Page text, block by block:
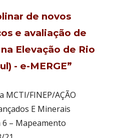
de novos
e avaliação de
Elevação de Rio
- e-MERGE”
MCTI/FINEP/AÇÃO
E Minerais
– Mapeamento